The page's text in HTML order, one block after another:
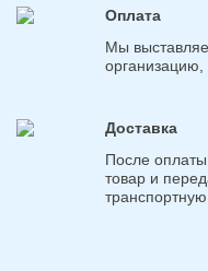
Оплата
Мы
Доставка
После
товар и